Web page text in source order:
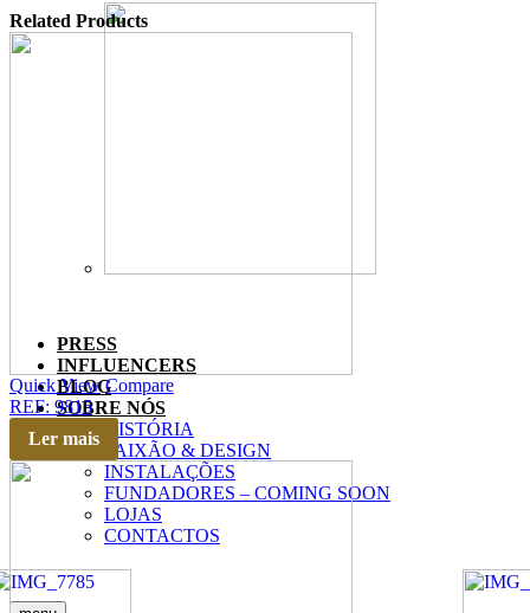
PRESS
INFLUENCERS
BLOG
SOBRE NÓS
HISTÓRIA
PAIXÃO & DESIGN
INSTALAÇÕES
FUNDADORES – COMING SOON
LOJAS
CONTACTOS
Related Products
Quick View Compare
REF: 9815
Ler mais